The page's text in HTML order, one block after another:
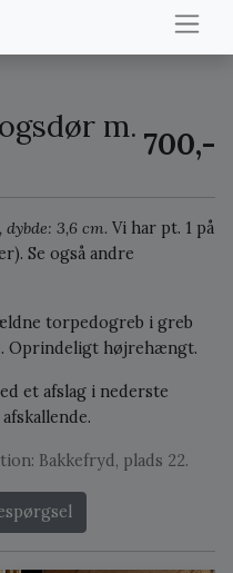
m. 700,-
3,6 cm. Vi har pt. 1 på
Se også andre
torpedogreb i greb
Oprindeligt højrehængt.
et afslag i nederste
Bakkefryd, plads 22.